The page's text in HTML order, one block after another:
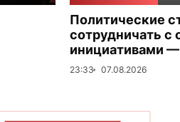
Политические
сотрудничать
инициативами
23:33 07.08.2026